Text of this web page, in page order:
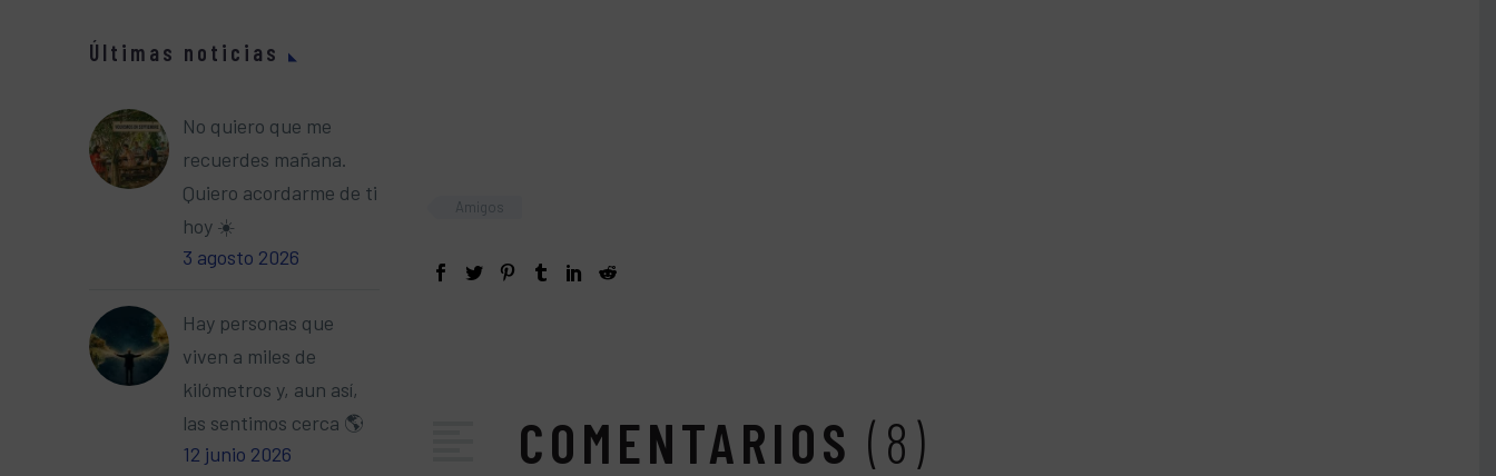
Amigos
COMENTARIOS (8)
Últimas noticias
No quiero que me
recuerdes mañana.
Quiero acordarme de ti
hoy ☀️
3 agosto 2026
Hay personas que
viven a miles de
kilómetros y, aun así,
las sentimos cerca 🌎
12 junio 2026